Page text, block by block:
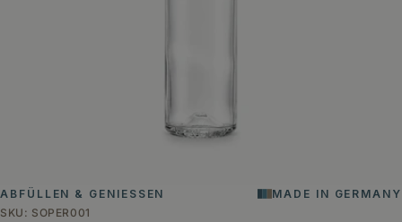
ABFÜLLEN & GENIESSEN
MADE IN GERMANY
SKU: SOPER001